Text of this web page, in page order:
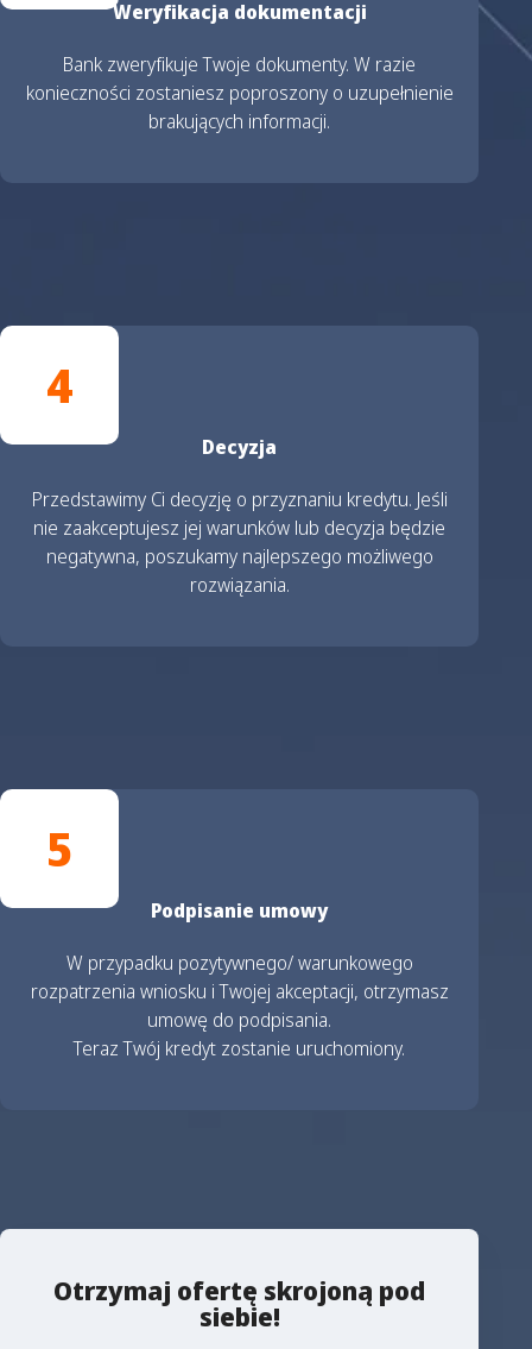
Weryfikacja dokumentacji
Bank zweryfikuje Twoje dokumenty. W razie
konieczności zostaniesz poproszony o uzupełnienie
brakujących informacji.
4
Decyzja
Przedstawimy Ci decyzję o przyznaniu kredytu. Jeśli
nie zaakceptujesz jej warunków lub decyzja będzie
negatywna, poszukamy najlepszego możliwego
rozwiązania.
5
Podpisanie umowy
W przypadku pozytywnego/ warunkowego
rozpatrzenia wniosku i Twojej akceptacji, otrzymasz
umowę do podpisania.
Teraz Twój kredyt zostanie uruchomiony.
Otrzymaj ofertę skrojoną pod
siebie!